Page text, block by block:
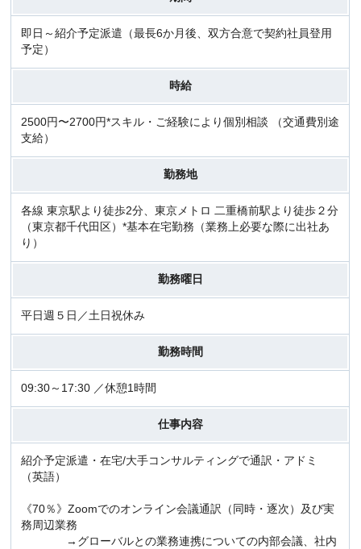
即日～紹介予定派遣（最長6か月後、双方合意で契約社員登用
予定）
時給
2500円〜2700円*スキル・ご経験により個別相談 （交通費別途
支給）
勤務地
各線 東京駅より徒歩2分、東京メトロ 二重橋前駅より徒歩２分
（東京都千代田区）*基本在宅勤務（業務上必要な際に出社あ
り）
勤務曜日
平日週５日／土日祝休み
勤務時間
09:30～17:30 ／休憩1時間
仕事内容
紹介予定派遣・在宅/大手コンサルティングで通訳・アドミ
（英語）
《70％》Zoomでのオンライン会議通訳（同時・逐次）及び実
務周辺業務
→グローバルとの業務連携についての内部会議、社内